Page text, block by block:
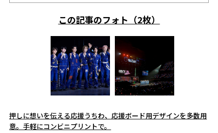
この記事のフォト（2枚）
押しに想いを伝える応援うちわ、応援ボード用デザインを多数用
意。手軽にコンビニプリントで。